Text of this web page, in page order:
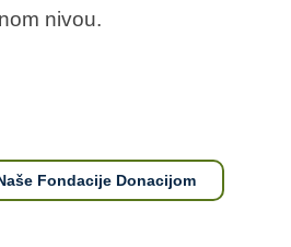
nivou.
Fondacije Donacijom